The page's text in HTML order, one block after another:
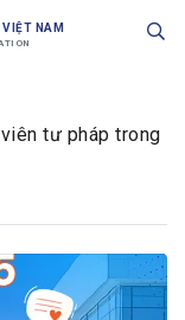
VIỆT NAM
tư pháp trong